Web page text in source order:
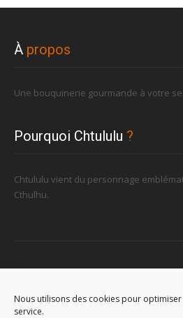
Nous utilisons des cookies pour
service.
À propos
Une bouquinerie gourmande à votre
Pourquoi Chtululu ?
Chtululu vient du personnage
Cthulhu.